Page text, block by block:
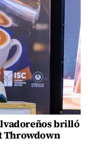
brilló
Throwdown